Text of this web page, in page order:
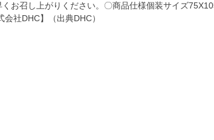
お召し上がりください。〇商品仕様個装サイズ
社DHC】（出典DHC）